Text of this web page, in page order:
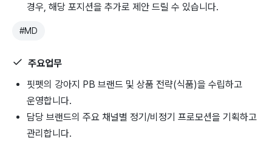
경우, 해당 포지션을 추가로 제안 드릴 수 있습니다.
#MD
주요업무
핏펫의 강아지 PB 브랜드 및 상품 전략(식품)을 수립하고
운영합니다.
담당 브랜드의 주요 채널별 정기/비정기 프로모션을 기획하고
관리합니다.